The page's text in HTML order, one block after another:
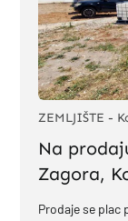
ZEMLJIŠTE -
Na
Zagora,
Prodaje se plac